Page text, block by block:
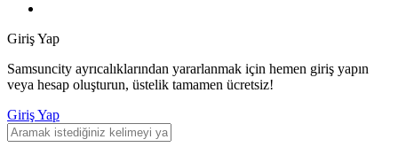
Giriş Yap
Samsuncity ayrıcalıklarından yararlanmak için hemen giriş yapın
veya hesap oluşturun, üstelik tamamen ücretsiz!
Giriş Yap